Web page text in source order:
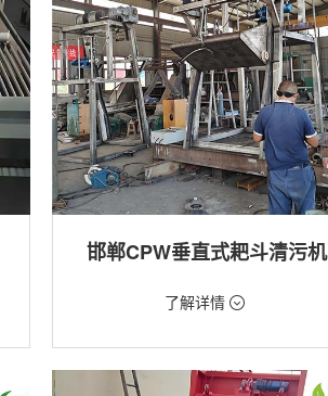
邯郸CPW垂直式耙斗清污机
价格：5268元/台了解详情